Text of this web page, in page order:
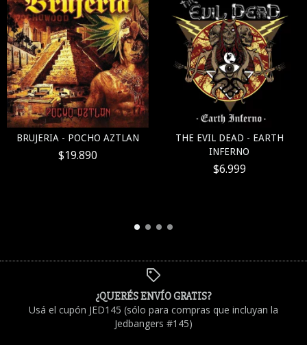
BRUJERIA - POCHO AZTLAN
$19.890
THE EVIL DEAD - EARTH
INFERNO
$6.999
¿QUERÉS ENVÍO GRATIS?
Usá el cupón JED145 (sólo para compras que incluyan la
Jedbangers #145)